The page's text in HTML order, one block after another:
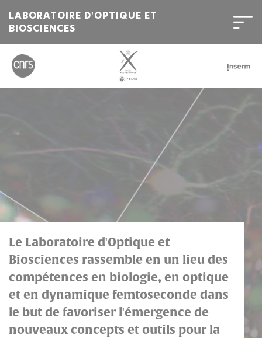
LABORATOIRE D'OPTIQUE ET
BIOSCIENCES
sur
l'Institut
Polytechnique
de
Paris
Le Laboratoire d'Optique et
Biosciences rassemble en un lieu des
compétences en biologie, en optique
et en dynamique femtoseconde dans
le but de favoriser l'émergence de
nouveaux concepts et outils pour la